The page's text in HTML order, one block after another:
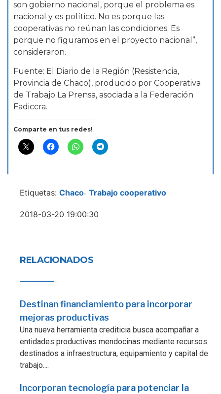
son gobierno nacional, porque el problema es
nacional y es político. No es porque las
cooperativas no reúnan las condiciones. Es
porque no figuramos en el proyecto nacional”,
consideraron.
Fuente: El Diario de la Región (Resistencia,
Provincia de Chaco), producido por Cooperativa
de Trabajo La Prensa, asociada a la Federación
Fadiccra.
Comparte en tus redes!
Etiquetas: Chaco- Trabajo cooperativo
2018-03-20 19:00:30
RELACIONADOS
Destinan financiamiento para incorporar
mejoras productivas
Una nueva herramienta crediticia busca acompañar a
entidades productivas mendocinas mediante recursos
destinados a infraestructura, equipamiento y capital de
trabajo....
Incorporan tecnología para potenciar la